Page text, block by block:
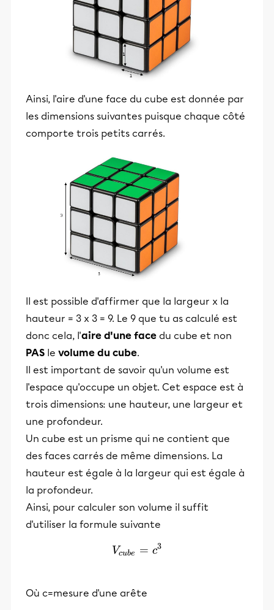
Ainsi, l'aire d'une face du cube est donnée par
les dimensions suivantes puisque chaque côté
comporte trois petits carrés.
Il est possible d'affirmer que la largeur x la
hauteur = 3 x 3 = 9. Le 9 que tu as calculé est
donc cela, l'aire d'une face du cube et non
PAS le volume du cube.
Il est important de savoir qu'un volume est
l'espace qu'occupe un objet. Cet espace est à
trois dimensions: une hauteur, une largeur et
une profondeur.
Un cube est un prisme qui ne contient que
des faces carrés de même dimensions. La
hauteur est égale à la largeur qui est égale à
la profondeur.
Ainsi, pour calculer son volume il suffit
d'utiliser la formule suivante
V_{cube} = c^3
Vcube = c3
Où c=mesure d'une arête